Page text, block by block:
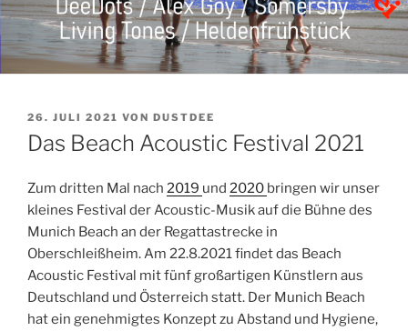
VERÖFFENTLICHT
AM
26. JULI 2021 VON DUSTDEE
Das Beach Acoustic Festival 2021
Zum dritten Mal nach 2019 und 2020 bringen wir unser
kleines Festival der Acoustic-Musik auf die Bühne des
Munich Beach an der Regattastrecke in
Oberschleißheim. Am 22.8.2021 findet das Beach
Acoustic Festival mit fünf großartigen Künstlern aus
Deutschland und Österreich statt. Der Munich Beach
hat ein genehmigtes Konzept zu Abstand und Hygiene,